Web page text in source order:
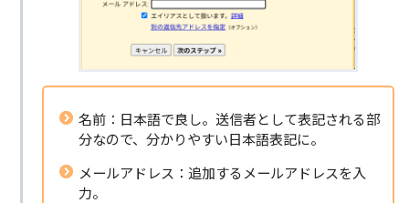
名前：日本語で良し。送信者として表記される部
分なので、分かりやすい日本語表記に。
メールアドレス：追加するメールアドレスを入
力。